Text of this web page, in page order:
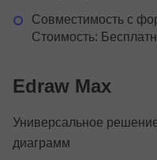
Совместимость с
Стоимость:
Edraw Max
Универсальное
диаграмм